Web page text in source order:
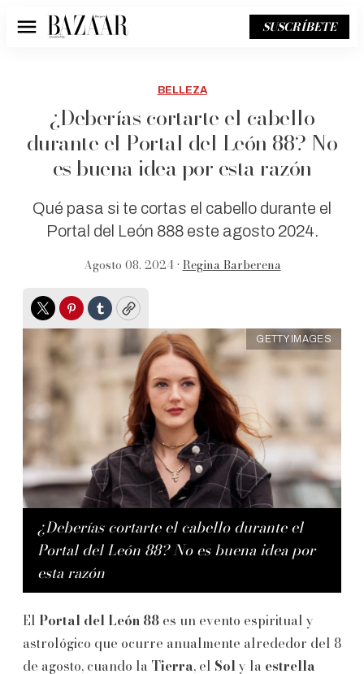
Menú SUSCRÍBETE
BELLEZA
¿Deberías cortarte el cabello
durante el Portal del León 88? No
es buena idea por esta razón
Qué pasa si te cortas el cabello durante el
Portal del León 888 este agosto 2024.
Agosto 08, 2024 • Regina Barberena
TwitterPinterest
TumblrCopy
¿Deberías cortarte el cabello durante el
Portal del León 88? No es buena idea por
esta razón
GETTY IMAGES
El Portal del León 88 es un evento espiritual y
astrológico que ocurre anualmente alrededor del 8
de agosto, cuando la Tierra, el Soly la estrella